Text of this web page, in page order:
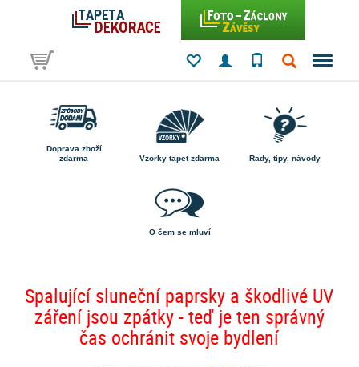
Doprava zboží
zdarma
Vzorky tapet zdarma Rady, tipy, návody
O čem se mluví
Spalující sluneční paprsky a škodlivé UV
záření jsou zpátky - teď je ten správný
čas ochránit svoje bydlení